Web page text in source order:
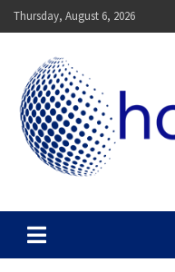
Skip
to
Thursday, August 6, 2026
Homecrx